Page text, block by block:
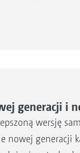
generacji i
wersję
nowej generacji